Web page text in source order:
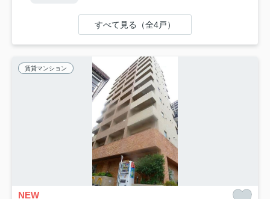
すべて見る（全4戸）
賃貸マンション
NEW